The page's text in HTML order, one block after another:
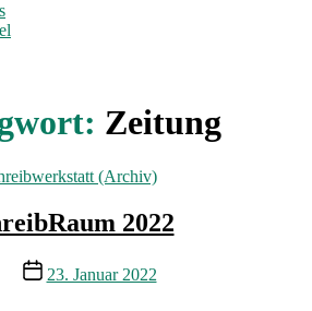
Zeitung
Kategorien
(Archiv)
2022
Veröffentlichungsdatum
23. Januar 2022